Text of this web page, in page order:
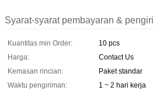
Syarat-syarat pembayaran &
Kuantitas min Order:
10 pcs
Harga:
Contact Us
Kemasan rincian:
Paket standar
Waktu pengiriman:
1 ~ 2 hari kerja